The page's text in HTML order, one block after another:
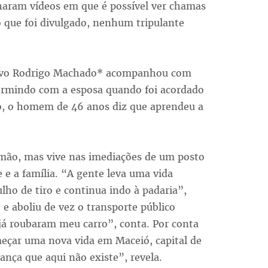
vídeos em que é possível ver chamas
que foi divulgado, nenhum tripulante
Rodrigo Machado* acompanhou com
com a esposa quando foi acordado
homem de 46 anos diz que aprendeu a
mas vive nas imediações de um posto
e a família. “A gente leva uma vida
de tiro e continua indo à padaria”,
aboliu de vez o transporte público
roubaram meu carro”, conta. Por conta
uma nova vida em Maceió, capital de
que aqui não existe”, revela.